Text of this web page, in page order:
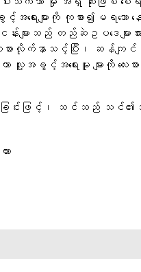
းများကို ကုစား၍မရသော
များသည် တည်ဆဲဥပဒေများအ
စားလိုက်နာသင့်ပြီး၊ ဆန်ကျ
င့်အရေးမူ များကို လေးစ
င်းဖြင့်၊ သင်သည် သင်၏အကြံ
း